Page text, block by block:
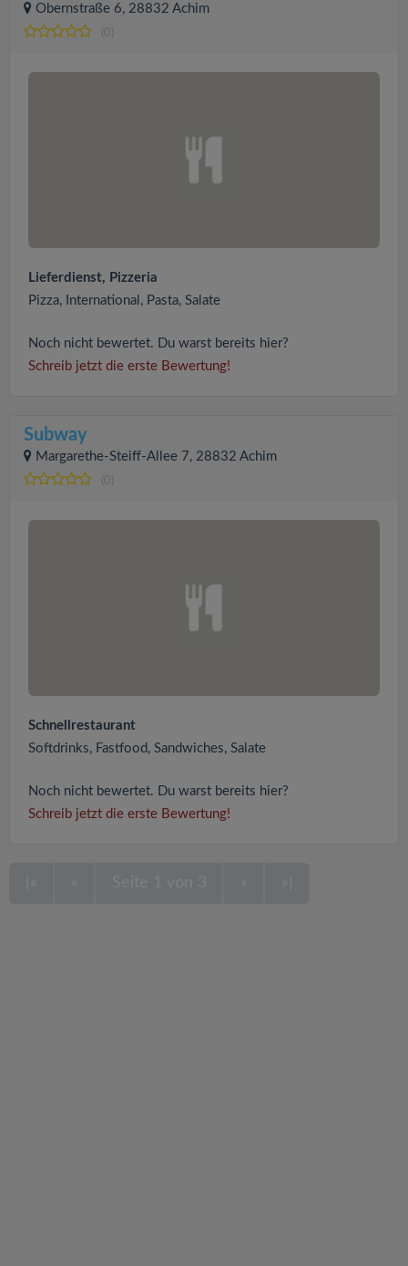
Obernstraße 6, 28832 Achim
(0)
Lieferdienst, Pizzeria
Pizza, International, Pasta, Salate
Noch nicht bewertet. Du warst bereits hier?
Schreib jetzt die erste Bewertung!
Subway
Margarethe-Steiff-Allee 7, 28832 Achim
(0)
Schnellrestaurant
Softdrinks, Fastfood, Sandwiches, Salate
Noch nicht bewertet. Du warst bereits hier?
Schreib jetzt die erste Bewertung!